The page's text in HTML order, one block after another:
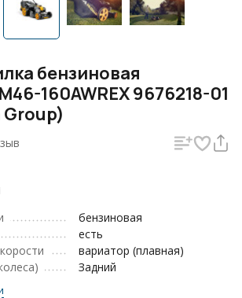
бензиновая
160AWREX 9676218-01
бензиновая
есть
вариатор (плавная)
Задний